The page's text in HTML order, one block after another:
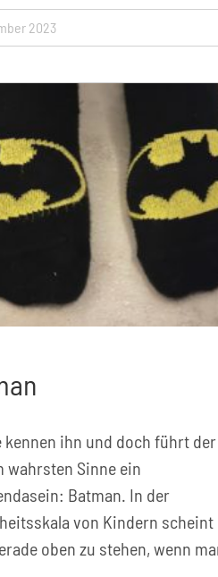
2023
kennen ihn und doch führt der
wahrsten Sinne ein
Batman. In der
von Kindern scheint
oben zu stehen, wenn